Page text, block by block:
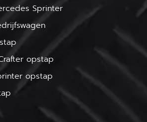
Sprinter
opstap
opstap